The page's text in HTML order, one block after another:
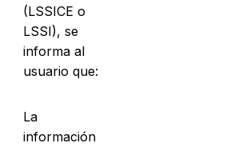
(LSSICE o
LSSI), se
informa al
usuario que:
La
información